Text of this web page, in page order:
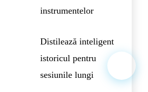
instrumentelor
Distilează inteligent
istoricul pentru
sesiunile lungi